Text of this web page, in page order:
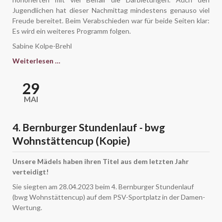
Jugendlichen hat dieser Nachmittag mindestens genauso viel
Freude bereitet. Beim Verabschieden war für beide Seiten klar:
Es wird ein weiteres Programm folgen.
Sabine Kolpe-Brehl
Weiterlesen …
(Kopie)
29
MAI
4. Bernburger Stundenlauf - bwg
Wohnstättencup (Kopie)
Unsere Mädels haben ihren Titel aus dem letzten Jahr
verteidigt!
Sie siegten am 28.04.2023 beim 4. Bernburger Stundenlauf
(bwg Wohnstättencup) auf dem PSV-Sportplatz in der Damen-
Wertung.